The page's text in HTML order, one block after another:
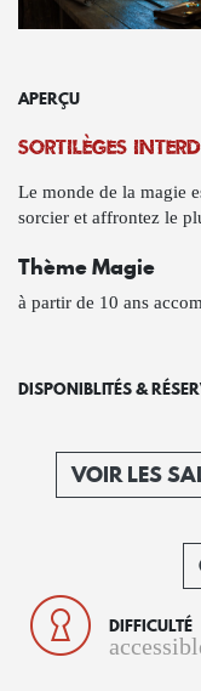
APERÇU
Sortilèges
Le monde de la magie
sorcier et affrontez le
Thème Magie
à partir de 10 ans
DISPONIBLITÉS &
VOIR LES
DIFFICULTÉ